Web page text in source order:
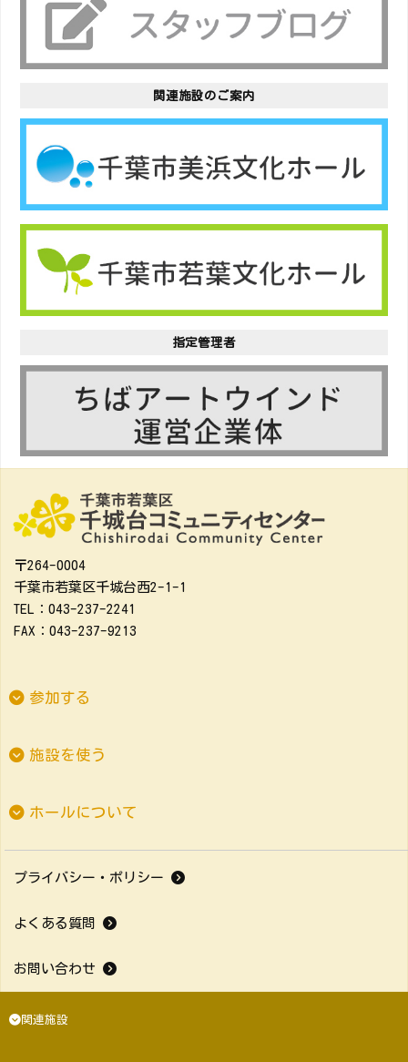
関連施設のご案内
指定管理者
〒264-0004
千葉市若葉区千城台西2-1-1
TEL：043-237-2241
FAX：043-237-9213
参加する
施設を使う
ホールについて
プライバシー・ポリシー
よくある質問
お問い合わせ
関連施設